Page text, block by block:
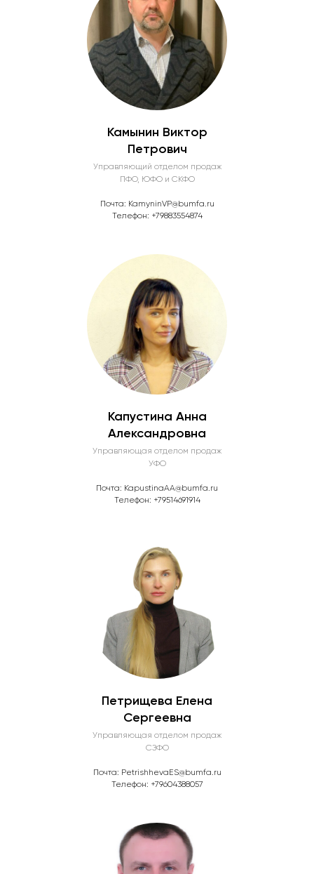
Камынин Виктор
Петрович
Управляющий отделом продаж
ПФО, ЮФО и СКФО
Почта: KamyninVP@bumfa.ru
Телефон: +79883554874
Капустина Анна
Александровна
Управляющая отделом продаж
УФО
Почта: KapustinaAA@bumfa.ru
Телефон: +79514691914
Петрищева Елена
Сергеевна
Управляющая отделом продаж
СЗФО
Почта: PetrishhevaES@bumfa.ru
Телефон: +79604388057